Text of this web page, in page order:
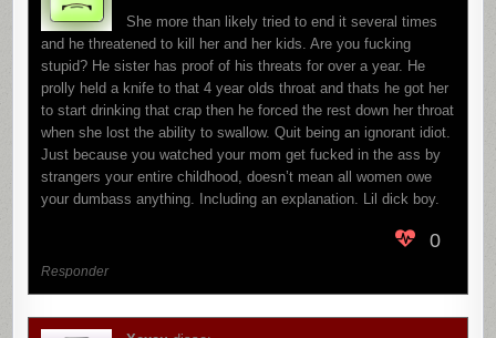
She more than likely tried to end it several times
and he threatened to kill her and her kids. Are you fucking
stupid? He sister has proof of his threats for over a year. He
prolly held a knife to that 4 year olds throat and thats he got her
to start drinking that crap then he forced the rest down her throat
when she lost the ability to swallow. Quit being an ignorant idiot.
Just because you watched your mom get fucked in the ass by
strangers your entire childhood, doesn’t mean all women owe
your dumbass anything. Including an explanation. Lil dick boy.
0
Responder